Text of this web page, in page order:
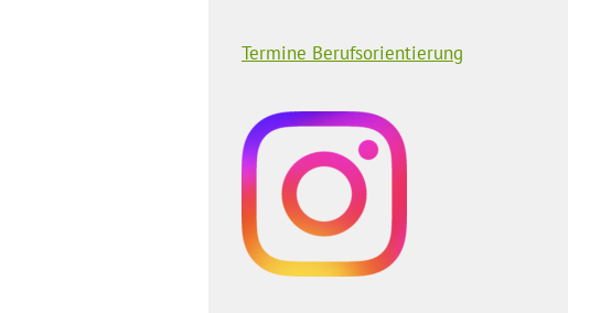
Termine Berufsorientierung